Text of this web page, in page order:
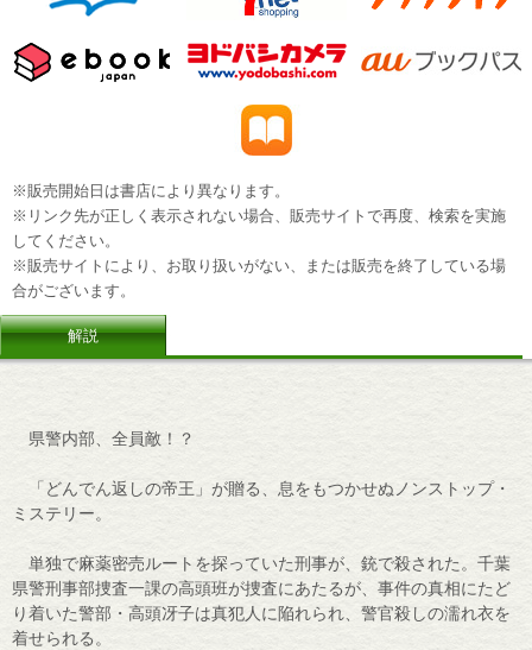
※販売開始日は書店により異なります。
※リンク先が正しく表示されない場合、販売サイトで再度、検索を実施
してください。
※販売サイトにより、お取り扱いがない、または販売を終了している場
合がございます。
解説
県警内部、全員敵！？
「どんでん返しの帝王」が贈る、息をもつかせぬノンストップ・
ミステリー。
単独で麻薬密売ルートを探っていた刑事が、銃で殺された。千葉
県警刑事部捜査一課の高頭班が捜査にあたるが、事件の真相にたど
り着いた警部・高頭冴子は真犯人に陥れられ、警官殺しの濡れ衣を
着せられる。